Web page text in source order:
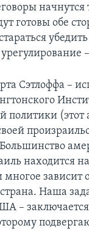
начнутся
готовы обе
Сэтлоффа –
политики (этот
находится
многое зависит
страна. Наша
–